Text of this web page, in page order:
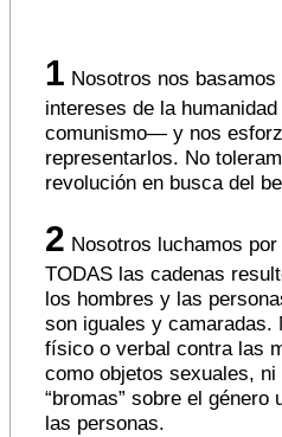
1 Nosotros nos
intereses de la
comunismo— y nos
representarlos. No
revolución en busca del
2 Nosotros luchamos
TODAS las cadenas
los hombres y las
son iguales y camaradas.
físico o verbal contra las
como objetos sexuales,
“bromas” sobre el género
las personas.